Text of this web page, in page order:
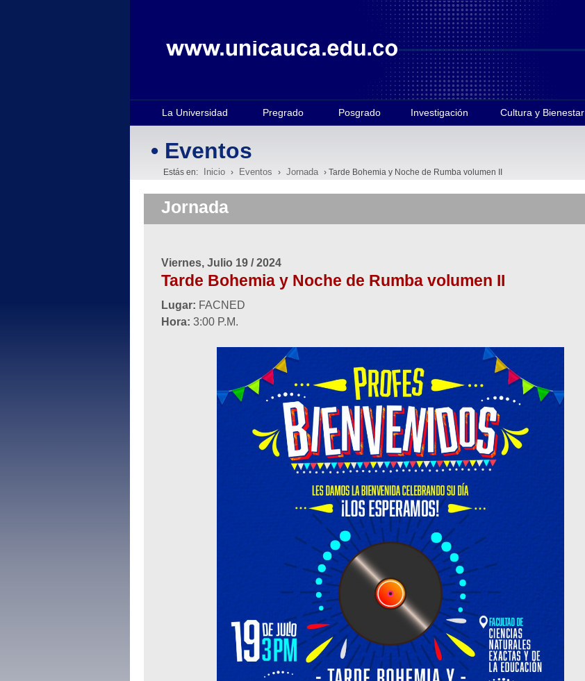
La Universidad Pregrado Posgrado Investigación Cultura y Bienestar
• Eventos
Estás en: Inicio › Eventos › Jornada › Tarde Bohemia y Noche de Rumba volumen II
Jornada
Viernes, Julio 19 / 2024
Tarde Bohemia y Noche de Rumba volumen II
Lugar: FACNED
Hora: 3:00 P.M.